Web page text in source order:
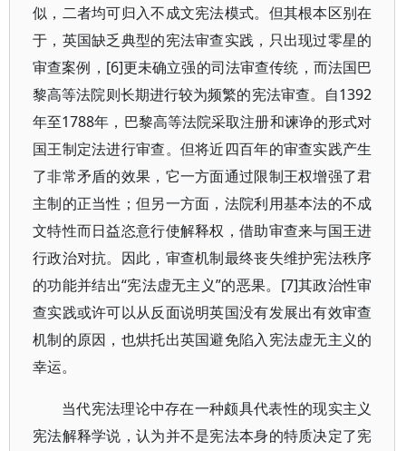
似，二者均可归入不成文宪法模式。但其根本区别在
于，英国缺乏典型的宪法审查实践，只出现过零星的
审查案例，[6]更未确立强的司法审查传统，而法国巴
黎高等法院则长期进行较为频繁的宪法审查。自1392
年至1788年，巴黎高等法院采取注册和谏诤的形式对
国王制定法进行审查。但将近四百年的审查实践产生
了非常矛盾的效果，它一方面通过限制王权增强了君
主制的正当性；但另一方面，法院利用基本法的不成
文特性而日益恣意行使解释权，借助审查来与国王进
行政治对抗。因此，审查机制最终丧失维护宪法秩序
的功能并结出“宪法虚无主义”的恶果。[7]其政治性审
查实践或许可以从反面说明英国没有发展出有效审查
机制的原因，也烘托出英国避免陷入宪法虚无主义的
幸运。
当代宪法理论中存在一种颇具代表性的现实主义
宪法解释学说，认为并不是宪法本身的特质决定了宪